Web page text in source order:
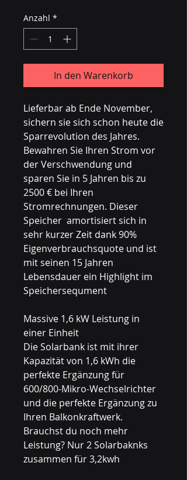
Anzahl *
In den Warenkorb
Lieferbar ab Ende November,
sichern sie sich schon heute die
Sparrevolution des Jahres.
Bewahren Sie Ihren Strom vor
der Verschwendung und
sparen Sie in 5 Jahren bis zu
2500 € bei Ihren
Stromrechnungen. Dieser
Speicher amortisiert sich in
sehr kurzer Zeit dank 90%
Eigenverbrauchsquote und ist
mit seinen 15 Jahren
Lebensdauer ein Highlight im
Speichersequment
Massive 1,6 kW Leistung in
einer Einheit
Die Solarbank ist mit ihrer
Kapazität von 1,6 kWh die
perfekte Ergänzung für
600/800-Mikro-Wechselrichter
und die perfekte Ergänzung zu
Ihren Balkonkraftwerk.
Brauchst du noch mehr
Leistung? Nur 2 Solarbaknks
zusammen für 3,2kwh